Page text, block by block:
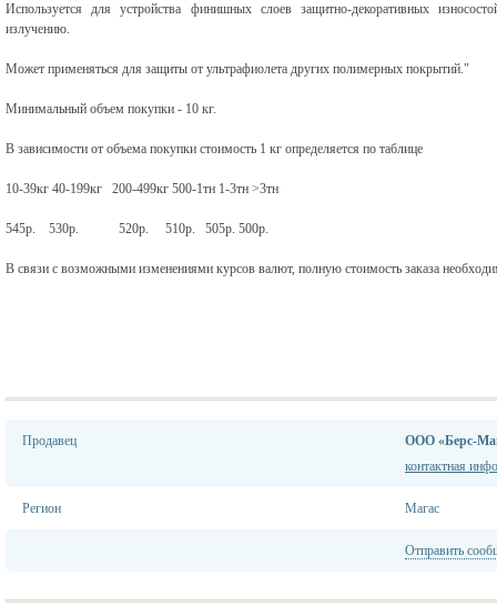
Используется для устройства финишных слоев защитно-декоративных
излучению.
Может применяться для защиты от ультрафиолета других полимерных покрытий."
Минимальный объем покупки - 10 кг.
В зависимости от объема покупки стоимость 1 кг определяется по таблице
10-39кг 40-199кг 200-499кг 500-1тн 1-3тн >3тн
545р. 530р. 520р. 510р. 505р. 500р.
В связи с возможными изменениями курсов валют, полную стоимость заказа
Продавец
ООО «Берс-
контактная
Регион Магас
Отправить